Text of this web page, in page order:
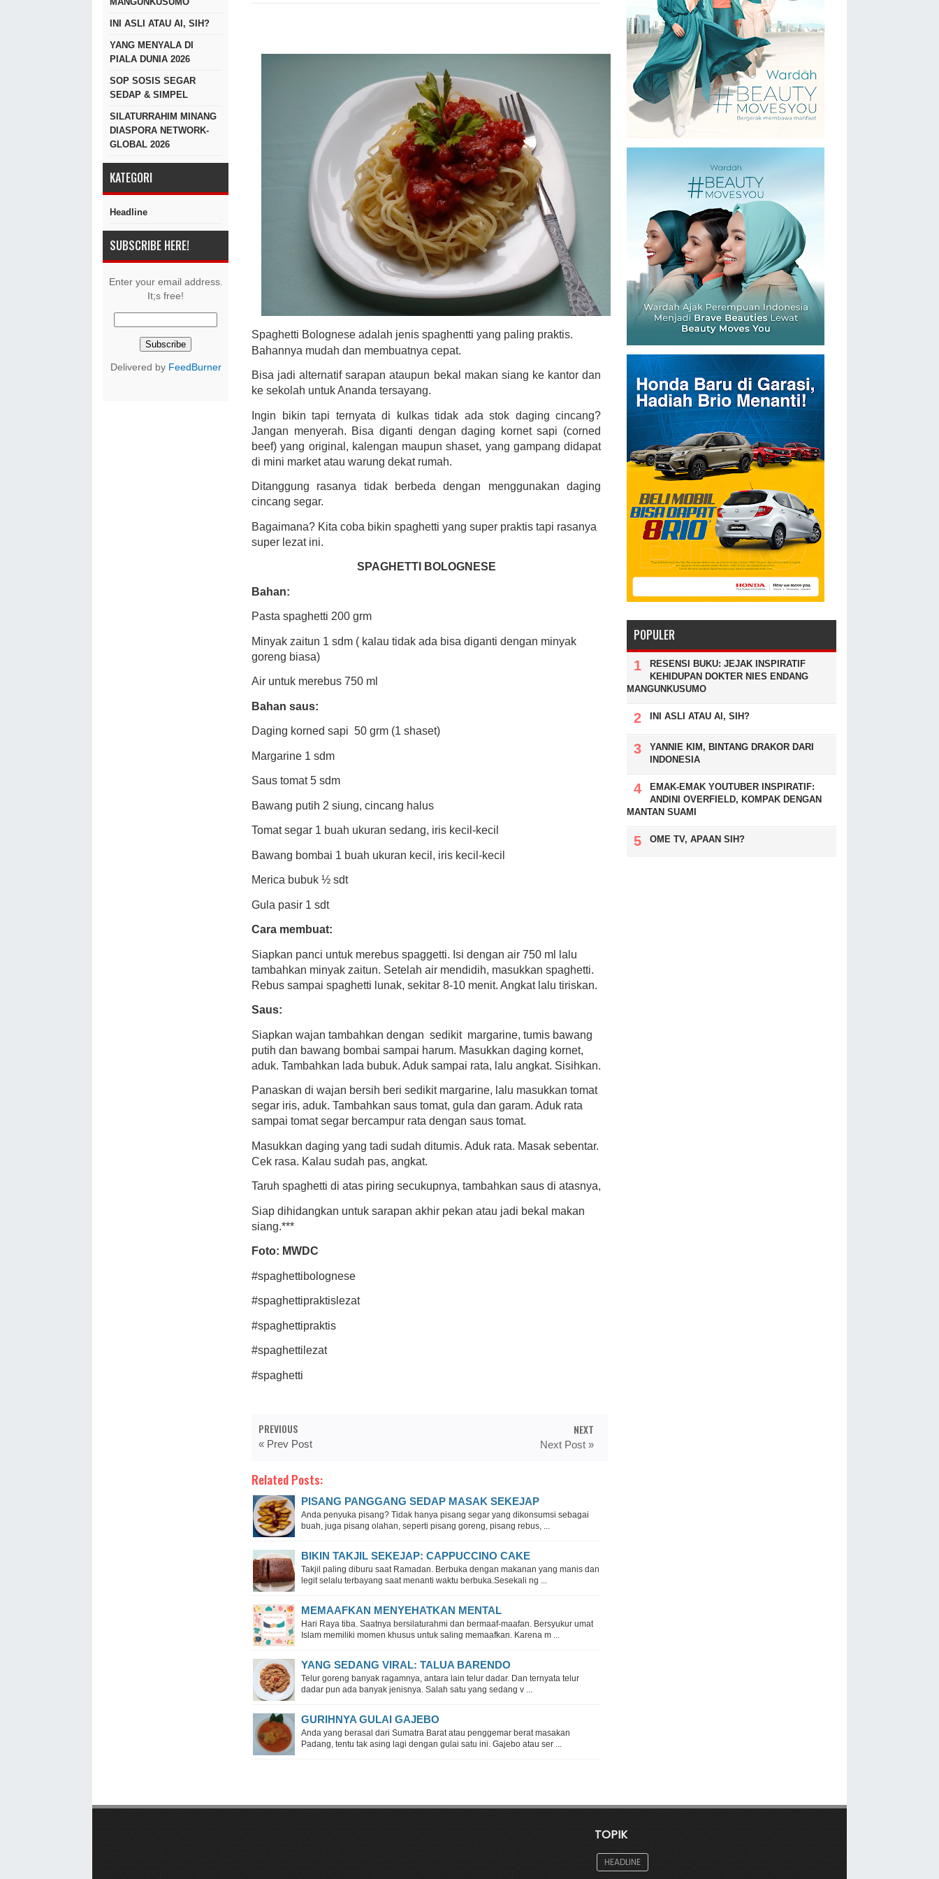
INI ASLI ATAU AI, SIH?
YANG MENYALA DI
PIALA DUNIA 2026
SOP SOSIS SEGAR
SEDAP & SIMPEL
SILATURRAHIM MINANG
DIASPORA NETWORK-
GLOBAL 2026
KATEGORI
Headline
SUBSCRIBE HERE!
Enter your email address.
It;s free!
Delivered by FeedBurner
Spaghetti Bolognese adalah jenis spaghentti yang paling praktis.
Bahannya mudah dan membuatnya cepat.
Bisa jadi alternatif sarapan ataupun bekal makan siang ke kantor dan
ke sekolah untuk Ananda tersayang.
Ingin bikin tapi ternyata di kulkas tidak ada stok daging cincang?
Jangan menyerah. Bisa diganti dengan daging kornet sapi (corned
beef) yang original, kalengan maupun shaset, yang gampang didapat
di mini market atau warung dekat rumah.
Ditanggung rasanya tidak berbeda dengan menggunakan daging
cincang segar.
Bagaimana? Kita coba bikin spaghetti yang super praktis tapi rasanya
super lezat ini.
SPAGHETTI BOLOGNESE
Bahan:
Pasta spaghetti 200 grm
Minyak zaitun 1 sdm ( kalau tidak ada bisa diganti dengan minyak
goreng biasa)
Air untuk merebus 750 ml
Bahan saus:
Daging korned sapi 50 grm (1 shaset)
Margarine 1 sdm
Saus tomat 5 sdm
Bawang putih 2 siung, cincang halus
Tomat segar 1 buah ukuran sedang, iris kecil-kecil
Bawang bombai 1 buah ukuran kecil, iris kecil-kecil
Merica bubuk ½ sdt
Gula pasir 1 sdt
Cara membuat:
Siapkan panci untuk merebus spaggetti. Isi dengan air 750 ml lalu
tambahkan minyak zaitun. Setelah air mendidih, masukkan spaghetti.
Rebus sampai spaghetti lunak, sekitar 8-10 menit. Angkat lalu tiriskan.
Saus:
Siapkan wajan tambahkan dengan sedikit margarine, tumis bawang
putih dan bawang bombai sampai harum. Masukkan daging kornet,
aduk. Tambahkan lada bubuk. Aduk sampai rata, lalu angkat. Sisihkan.
Panaskan di wajan bersih beri sedikit margarine, lalu masukkan tomat
segar iris, aduk. Tambahkan saus tomat, gula dan garam. Aduk rata
sampai tomat segar bercampur rata dengan saus tomat.
Masukkan daging yang tadi sudah ditumis. Aduk rata. Masak sebentar.
Cek rasa. Kalau sudah pas, angkat.
Taruh spaghetti di atas piring secukupnya, tambahkan saus di atasnya,
Siap dihidangkan untuk sarapan akhir pekan atau jadi bekal makan
siang.***
Foto: MWDC
#spaghettibolognese
#spaghettipraktislezat
#spaghettipraktis
#spaghettilezat
#spaghetti
PREVIOUS
« Prev Post
NEXT
Next Post »
Related Posts:
PISANG PANGGANG SEDAP MASAK SEKEJAP
Anda penyuka pisang? Tidak hanya pisang segar yang dikonsumsi sebagai
buah, juga pisang olahan, seperti pisang goreng, pisang rebus, ...
BIKIN TAKJIL SEKEJAP: CAPPUCCINO CAKE
Takjil paling diburu saat Ramadan. Berbuka dengan makanan yang manis dan
legit selalu terbayang saat menanti waktu berbuka.Sesekali ng ...
MEMAAFKAN MENYEHATKAN MENTAL
Hari Raya tiba. Saatnya bersilaturahmi dan bermaaf-maafan. Bersyukur umat
Islam memiliki momen khusus untuk saling memaafkan. Karena m ...
YANG SEDANG VIRAL: TALUA BARENDO
Telur goreng banyak ragamnya, antara lain telur dadar. Dan ternyata telur
dadar pun ada banyak jenisnya. Salah satu yang sedang v ...
GURIHNYA GULAI GAJEBO
Anda yang berasal dari Sumatra Barat atau penggemar berat masakan
Padang, tentu tak asing lagi dengan gulai satu ini. Gajebo atau ser ...
POPULER
RESENSI BUKU: JEJAK INSPIRATIF
KEHIDUPAN DOKTER NIES ENDANG
MANGUNKUSUMO
INI ASLI ATAU AI, SIH?
YANNIE KIM, BINTANG DRAKOR DARI
INDONESIA
EMAK-EMAK YOUTUBER INSPIRATIF:
ANDINI OVERFIELD, KOMPAK DENGAN
MANTAN SUAMI
OME TV, APAAN SIH?
TOPIK
HEADLINE